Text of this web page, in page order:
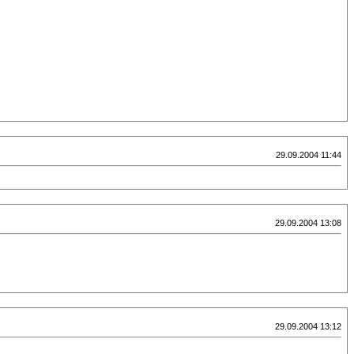
29.09.2004 11:44
29.09.2004 13:08
29.09.2004 13:12